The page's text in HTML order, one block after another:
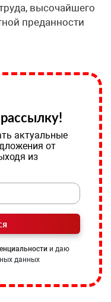
высочайшего
преданности
актуальные
от
из
и даю
данных